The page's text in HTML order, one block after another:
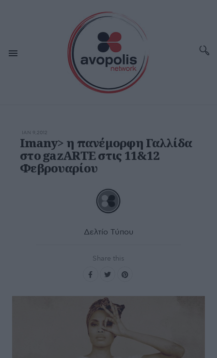
ΙΑΝ 9,2012
Imany> η πανέμορφη Γαλλίδα
στο gazARTE στις 11&12
Φεβρουαρίου
Δελτίο Τύπου
Share this